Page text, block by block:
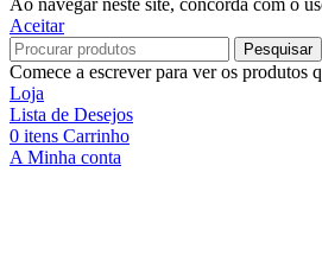
Ao navegar neste site, concorda com o
Aceitar
Pesquisar
Comece a escrever para ver os produtos
Loja
Lista de Desejos
0 itens Carrinho
A Minha conta